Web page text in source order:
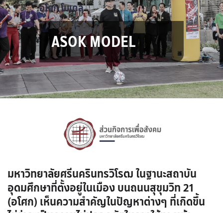
อโศก โมเดล
ASOK MODEL
มหาวิทยาลัยศรีนครินทรวิโรฒ ในฐานะสถาบัน
อุดมศึกษาที่ตั้งอยู่ในเมือง บนถนนสุขุมวิท 21
(อโศก) เห็นความสำคัญในปัญหาต่างๆ ที่เกิดขึ้น